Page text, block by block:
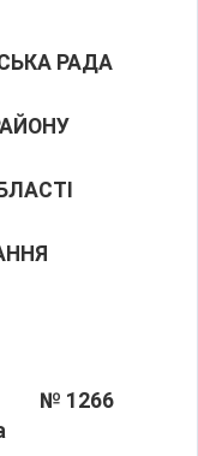
РАДА
№ 1266